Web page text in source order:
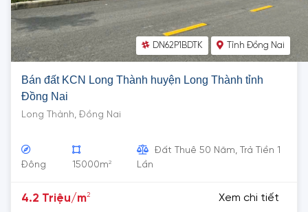
DN62P1BDTK Tỉnh Đồng Nai
Bán đất KCN Long Thành huyện Long Thành tỉnh
Đồng Nai
Long Thành, Đồng Nai
Đông 15000m2
Đất Thuê 50 Năm, Trả Tiền 1
Lần
4.2 Triệu/m2 Xem chi tiết